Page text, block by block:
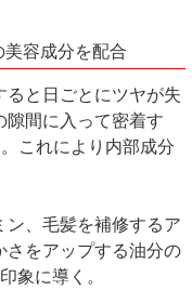
美容成分を配合
ると日ごとにツヤが失
隙間に入って密着す
これにより内部成分
ン、毛髪を補修するア
さをアップする油分の
象に導く。